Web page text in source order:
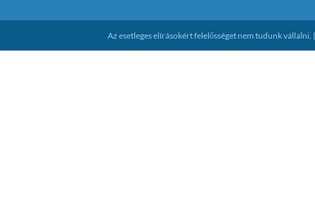
Az esetleges elírásokért felelősséget nem tudunk